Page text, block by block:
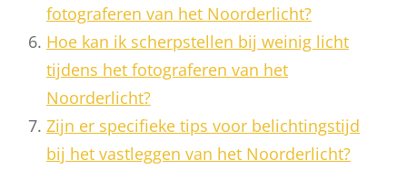
fotograferen van het Noorderlicht?
Hoe kan ik scherpstellen bij weinig licht
tijdens het fotograferen van het
Noorderlicht?
Zijn er specifieke tips voor belichtingstijd
bij het vastleggen van het Noorderlicht?